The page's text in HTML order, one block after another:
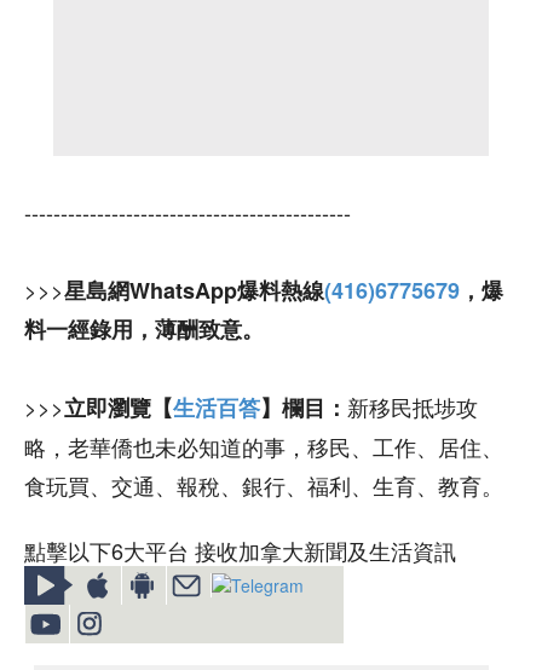
---------------------------------------------
>>>星島網WhatsApp爆料熱線(416)6775679 ，爆
料一經錄用，薄酬致意。
>>>立即瀏覽【生活百答】欄目： 新移民抵埗攻
略，老華僑也未必知道的事，移民、工作、居住、
食玩買、交通、報稅、銀行、福利、生育、教育。
點擊以下6大平台 接收加拿大新聞及生活資訊